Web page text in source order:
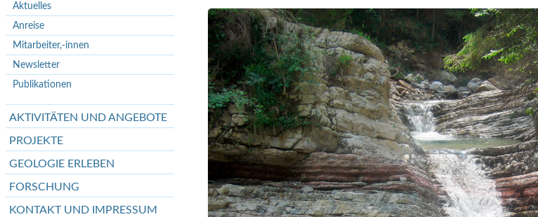
Aktuelles
Anreise
Mitarbeiter,-innen
Newsletter
Publikationen
AKTIVITÄTEN UND ANGEBOTE
PROJEKTE
GEOLOGIE ERLEBEN
FORSCHUNG
KONTAKT UND IMPRESSUM